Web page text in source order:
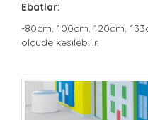
Ebatlar:
-80cm, 100cm, 120cm,
ölçüde kesilebilir.